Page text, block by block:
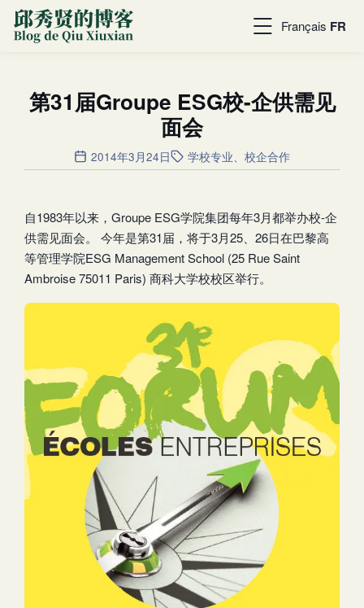
Français FR
第31届Groupe ESG校-企供需见
面会
2014年3月24日 学校专业 、校企合作
自1983年以来，Groupe ESG学院集团每年3月都举办校-企
供需见面会。 今年是第31届，将于3月25、26日在巴黎高
等管理学院ESG Management School (25 Rue Saint
Ambroise 75011 Paris) 商科大学校校区举行。